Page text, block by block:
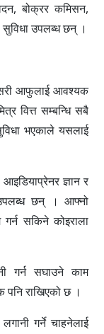
बोक्रर कमिसन,
उपलब्ध छन् ।
आफुलाई आवश्यक
वित्त सम्बन्धि सबै
भएकाले यसलाई
ज्ञान र
उपलब्ध छन् । आफ्नो
सकिने कोइराला
गर्न सघाउने काम
राखिएको छ ।
गर्ने चाहनेलाई